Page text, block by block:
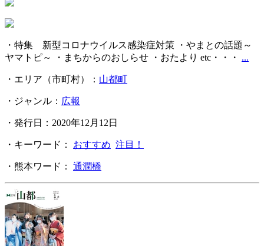
・特集 新型コロナウイルス感染症対策 ・やまとの話題～
ヤマトピ～ ・まちからのおしらせ ・おたより etc・・・ ...
・エリア（市町村）： 山都町
・ジャンル： 広報
・発行日：2020年12月12日
・キーワード： おすすめ 注目！
・熊本ワード： 通潤橋